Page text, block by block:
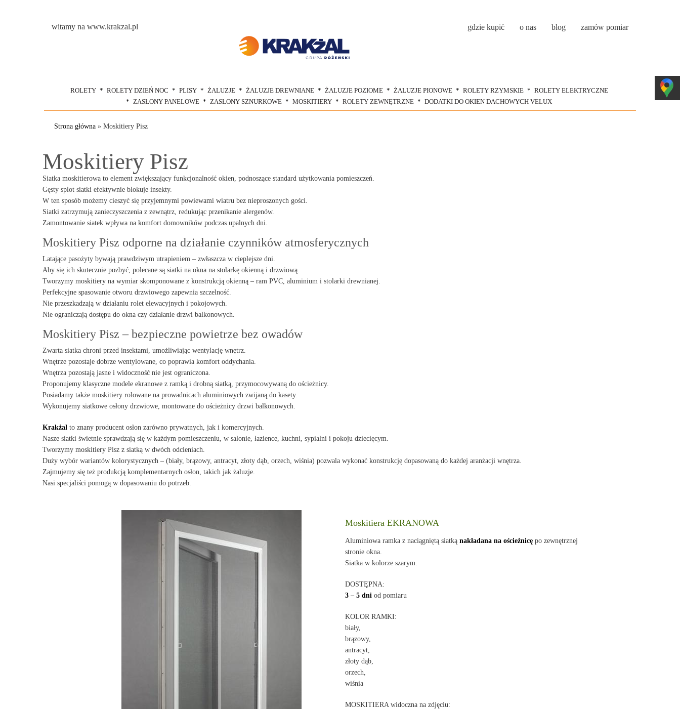
witamy na www.krakzal.pl gdzie kupić o nas blog zamów pomiar
ROLETY ROLETY DZIEŃ NOC PLISY ŻALUZJE ŻALUZJE DREWNIANE ŻALUZJE POZIOME ŻALUZJE PIONOWE ROLETY RZYMSKIE
ROLETY ELEKTRYCZNE
ZASŁONY PANELOWE
ZASŁONY SZNURKOWE MOSKITIERY ROLETY ZEWNĘTRZNE DODATKI DO OKIEN DACHOWYCH VELUX
Strona główna » Moskitiery Pisz
Moskitiery Pisz
Siatka moskitierowa to element zwiększający funkcjonalność okien, podnoszące standard użytkowania pomieszczeń.
Gęsty splot siatki efektywnie blokuje insekty.
W ten sposób możemy cieszyć się przyjemnymi powiewami wiatru bez nieproszonych gości.
Siatki zatrzymują zanieczyszczenia z zewnątrz, redukując przenikanie alergenów.
Zamontowanie siatek wpływa na komfort domowników podczas upalnych dni.
Moskitiery Pisz odporne na działanie czynników atmosferycznych
Latające pasożyty bywają prawdziwym utrapieniem – zwłaszcza w cieplejsze dni.
Aby się ich skutecznie pozbyć, polecane są siatki na okna na stolarkę okienną i drzwiową.
Tworzymy moskitiery na wymiar skomponowane z konstrukcją okienną – ram PVC, aluminium i stolarki drewnianej.
Perfekcyjne spasowanie otworu drzwiowego zapewnia szczelność.
Nie przeszkadzają w działaniu rolet elewacyjnych i pokojowych.
Nie ograniczają dostępu do okna czy działanie drzwi balkonowych.
Moskitiery Pisz – bezpieczne powietrze bez owadów
Zwarta siatka chroni przed insektami, umożliwiając wentylację wnętrz.
Wnętrze pozostaje dobrze wentylowane, co poprawia komfort oddychania.
Wnętrza pozostają jasne i widoczność nie jest ograniczona.
Proponujemy klasyczne modele ekranowe z ramką i drobną siatką, przymocowywaną do ościeżnicy.
Posiadamy także moskitiery rolowane na prowadnicach aluminiowych zwijaną do kasety.
Wykonujemy siatkowe osłony drzwiowe, montowane do ościeżnicy drzwi balkonowych.
Krakżal to znany producent osłon zarówno prywatnych, jak i komercyjnych.
Nasze siatki świetnie sprawdzają się w każdym pomieszczeniu, w salonie, łazience, kuchni, sypialni i pokoju dziecięcym.
Tworzymy moskitiery Pisz z siatką w dwóch odcieniach.
Duży wybór wariantów kolorystycznych – (biały, brązowy, antracyt, złoty dąb, orzech, wiśnia) pozwala wykonać konstrukcję dopasowaną do każdej aranżacji wnętrza.
Zajmujemy się też produkcją komplementarnych osłon, takich jak żaluzje.
Nasi specjaliści pomogą w dopasowaniu do potrzeb.
Moskitiera EKRANOWA
Aluminiowa ramka z naciągniętą siatkąnakładana na ościeżnicę po zewnętrznej
stronie okna.
Siatka w kolorze szarym.
DOSTĘPNA:
3 – 5 dni od pomiaru
KOLOR RAMKI:
biały,
brązowy,
antracyt,
złoty dąb,
orzech,
wiśnia
MOSKITIERA widoczna na zdjęciu: